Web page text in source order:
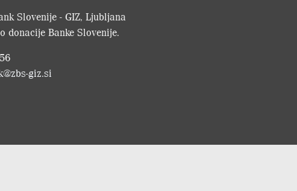
Slovenije - GIZ, Ljubljana
donacije Banke Slovenije.
giz.si